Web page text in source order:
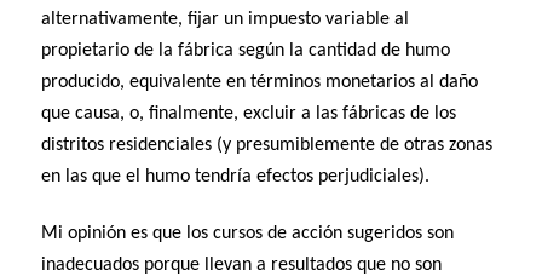
alternativamente, fijar un impuesto variable al
propietario de la fábrica según la cantidad de humo
producido, equivalente en términos monetarios al daño
que causa, o, finalmente, excluir a las fábricas de los
distritos residenciales (y presumiblemente de otras zonas
en las que el humo tendría efectos perjudiciales).
Mi opinión es que los cursos de acción sugeridos son
inadecuados porque llevan a resultados que no son